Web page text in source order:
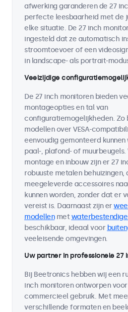
afwerking garanderen de 27
perfecte leesbaarheid met de
elke situatie. De 27 inch
ingesteld dat ze automatisch
stroomtoevoer of een
in landscape- als portrait-
Veelzijdige
De 27 inch monitoren bieden
montageopties en tal van
configuratiemogelijkheden. Zo
modellen over VESA-
eenvoudig gemonteerd
paal-, plafond- of muurbeugels.
montage en inbouw zijn er 27
robuuste metalen behuizingen,
meegeleverde accessoires
kunnen worden, zonder dat er
vereist is. Daarnaast zijn er
modellenmet
beschikbaar, ideaal voor
veeleisende omgevingen.
Uw partner in professionele 27
Bij Beetronics hebben wij een
inch monitoren ontworpen
commercieel gebruik. Met
verschillende formaten en